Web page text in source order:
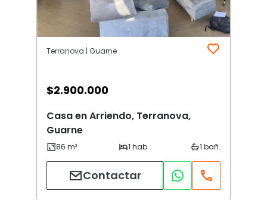
Terranova | Guarne
$2.900.000
Casa en Arriendo, Terranova,
Guarne
Contactar